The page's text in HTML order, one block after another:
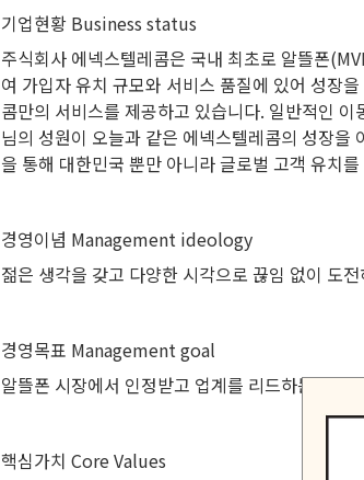
기업현황 Business status
주식회사 에넥스텔레콤은 국내 최초로 알뜰폰
여 가입자 유치 규모와 서비스 품질에 있어 성장
콤만의 서비스를 제공하고 있습니다. 일반적인
님의 성원이 오늘과 같은 에넥스텔레콤의 성장을
을 통해 대한민국 뿐만 아니라 글로벌 고객 유치
경영이념 Management ideology
젊은 생각을 갖고 다양한 시각으로 끊임 없이 도
경영목표 Management goal
알뜰폰 시장에서 인정받고 업계를 리드하는 선도
핵심가치 Core Values